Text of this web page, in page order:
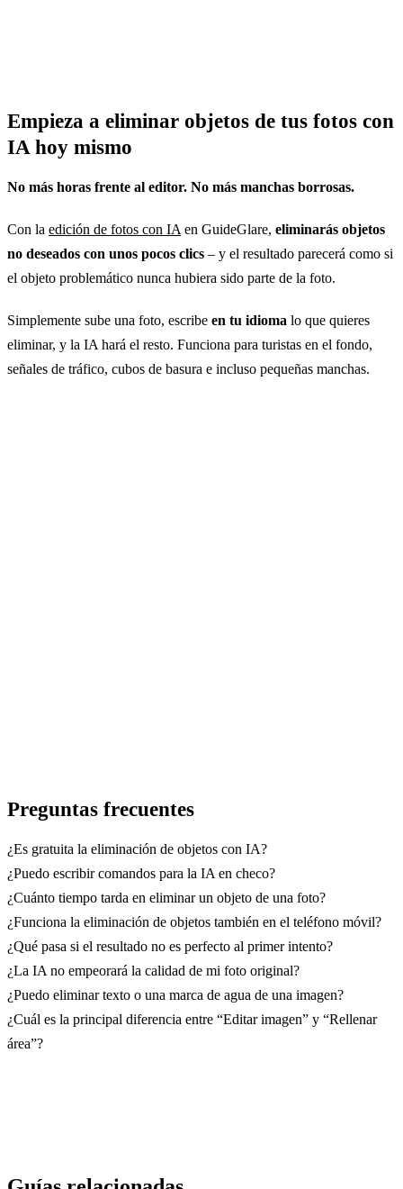
Empieza a eliminar objetos de tus fotos con
IA hoy mismo
No más horas frente al editor. No más manchas borrosas.
Con la edición de fotos con IA en GuideGlare, eliminarás objetos
no deseados con unos pocos clics – y el resultado parecerá como si
el objeto problemático nunca hubiera sido parte de la foto.
Simplemente sube una foto, escribe en tu idioma lo que quieres
eliminar, y la IA hará el resto. Funciona para turistas en el fondo,
señales de tráfico, cubos de basura e incluso pequeñas manchas.
Preguntas frecuentes
¿Es gratuita la eliminación de objetos con IA?
¿Puedo escribir comandos para la IA en checo?
¿Cuánto tiempo tarda en eliminar un objeto de una foto?
¿Funciona la eliminación de objetos también en el teléfono móvil?
¿Qué pasa si el resultado no es perfecto al primer intento?
¿La IA no empeorará la calidad de mi foto original?
¿Puedo eliminar texto o una marca de agua de una imagen?
¿Cuál es la principal diferencia entre “Editar imagen” y “Rellenar
área”?